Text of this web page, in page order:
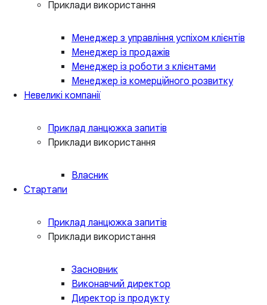
Приклади використання
Менеджер з управління успіхом клієнтів
Менеджер із продажів
Менеджер із роботи з клієнтами
Менеджер із комерційного розвитку
Невеликі компанії
Приклад ланцюжка запитів
Приклади використання
Власник
Стартапи
Приклад ланцюжка запитів
Приклади використання
Засновник
Виконавчий директор
Директор із продукту